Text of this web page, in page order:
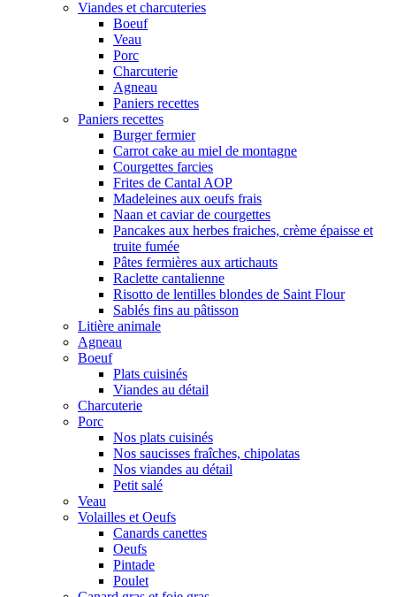
Viandes et charcuteries
Boeuf
Veau
Porc
Charcuterie
Agneau
Paniers recettes
Paniers recettes
Burger fermier
Carrot cake au miel de montagne
Courgettes farcies
Frites de Cantal AOP
Madeleines aux oeufs frais
Naan et caviar de courgettes
Pancakes aux herbes fraiches, crème épaisse et
truite fumée
Pâtes fermières aux artichauts
Raclette cantalienne
Risotto de lentilles blondes de Saint Flour
Sablés fins au pâtisson
Litière animale
Agneau
Boeuf
Plats cuisinés
Viandes au détail
Charcuterie
Porc
Nos plats cuisinés
Nos saucisses fraîches, chipolatas
Nos viandes au détail
Petit salé
Veau
Volailles et Oeufs
Canards canettes
Oeufs
Pintade
Poulet